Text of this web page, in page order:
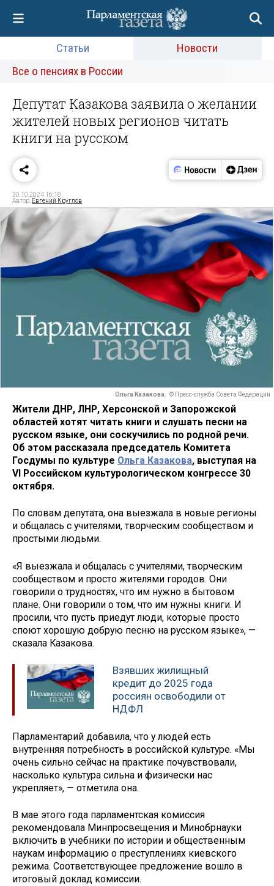
Статьи
Новости
Все о пенсиях в России
Депутат Казакова заявила о желании
жителей новых регионов читать
книги на русском
30.10.2024 16:18
Автор: Евгений Круглов
Ольга Казакова. © Пресс-служба Совета Федерации
Жители ДНР, ЛНР, Херсонской и Запорожской
областей хотят читать книги и слушать песни на
русском языке, они соскучились по родной речи.
Об этом рассказала председатель Комитета
Госдумы по культуре Ольга Казакова, выступая на
VI Российском культурологическом конгрессе 30
октября.
По словам депутата, она выезжала в новые регионы
и общалась с учителями, творческим сообществом и
простыми людьми.
«Я выезжала и общалась с учителями, творческим
сообществом и просто жителями городов. Они
говорили о трудностях, что им нужно в бытовом
плане. Они говорили о том, что им нужны книги. И
просили, что пусть приедут люди, которые просто
споют хорошую добрую песню на русском языке», —
сказала Казакова.
Взявших жилищный
кредит до 2025 года
россиян освободили от
НДФЛ
Парламентарий добавила, что у людей есть
внутренняя потребность в российской культуре. «Мы
очень сильно сейчас на практике почувствовали,
насколько культура сильна и физически нас
укрепляет», — отметила она.
В мае этого года парламентская комиссия
рекомендовала Минпросвещения и Минобрнауки
включить в учебники по истории и общественным
наукам информацию о преступлениях киевского
режима. Соответствующее предложение вошло в
итоговый доклад комиссии.